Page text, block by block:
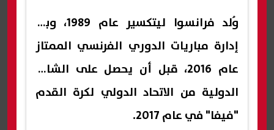
وُلد فرانسوا ليتكسير عام 1989، وبدأ
إدارة مباريات الدوري الفرنسي الممتاز
عام 2016، قبل أن يحصل على الشارة
الدولية من الاتحاد الدولي لكرة القدم
"فيفا" في عام 2017.